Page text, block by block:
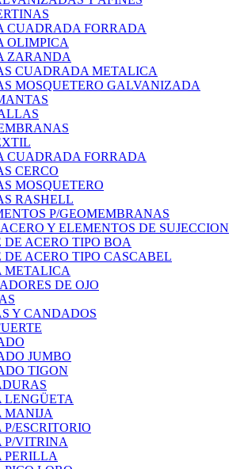
CUADRADA FORRADA
OLIMPICA
ZARANDA
CUADRADA METALICA
MOSQUETERO GALVANIZADA
CUADRADA FORRADA
CERCO
MOSQUETERO
RASHELL
P/GEOMEMBRANAS
Y ELEMENTOS DE SUJECCION
ACERO TIPO BOA
DE ACERO TIPO CASCABEL
METALICA
DE OJO
Y CANDADOS
JUMBO
TIGON
LENGÜETA
MANIJA
P/ESCRITORIO
P/VITRINA
PERILLA